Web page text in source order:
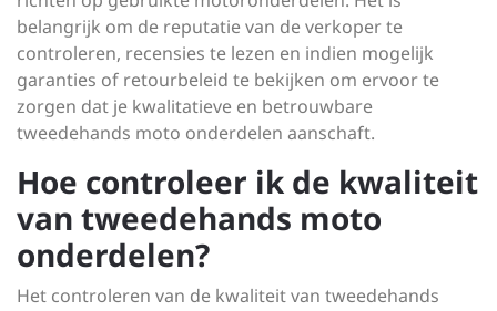
belangrijk om de reputatie van de verkoper te
controleren, recensies te lezen en indien mogelijk
garanties of retourbeleid te bekijken om ervoor te
zorgen dat je kwalitatieve en betrouwbare
tweedehands moto onderdelen aanschaft.
Hoe controleer ik de kwaliteit
van tweedehands moto
onderdelen?
Het controleren van de kwaliteit van tweedehands